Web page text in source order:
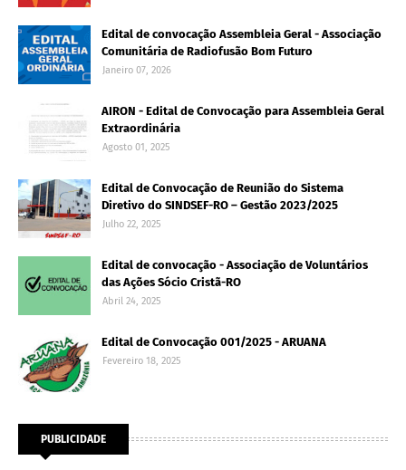
Edital de convocação Assembleia Geral - Associação
Comunitária de Radiofusão Bom Futuro
Janeiro 07, 2026
AIRON - Edital de Convocação para Assembleia Geral
Extraordinária
Agosto 01, 2025
Edital de Convocação de Reunião do Sistema
Diretivo do SINDSEF-RO – Gestão 2023/2025
Julho 22, 2025
Edital de convocação - Associação de Voluntários
das Ações Sócio Cristã-RO
Abril 24, 2025
Edital de Convocação 001/2025 - ARUANA
Fevereiro 18, 2025
PUBLICIDADE